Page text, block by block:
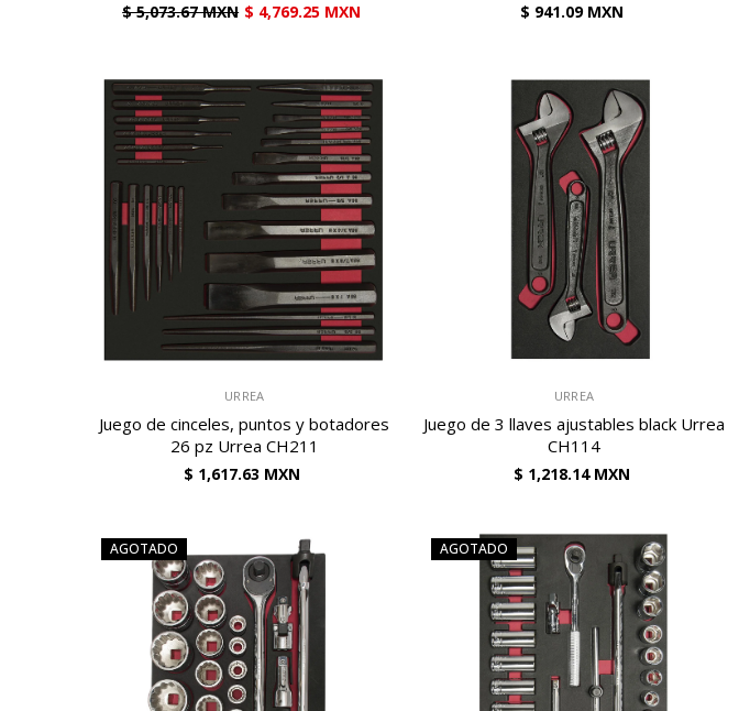
$ 5,073.67 MXN $ 4,769.25 MXN $ 941.09 MXN
URREA
Juego de cinceles, puntos y botadores
26 pz Urrea CH211
$ 1,617.63 MXN
URREA
Juego de 3 llaves ajustables black Urrea
CH114
$ 1,218.14 MXN
AGOTADO AGOTADO